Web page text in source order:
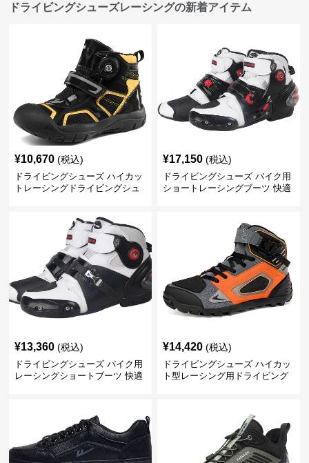
ドライビングシューズレーシングの新着アイテム
¥10,670 (税込)
ドライビングシューズ ハイカッ
トレーシングドライビングシュ
¥17,150 (税込)
ドライビングシューズ バイク用
ショートレーシングブーツ 快適
¥13,360 (税込)
ドライビングシューズ バイク用
レーシングショートブーツ 快適
¥14,420 (税込)
ドライビングシューズ ハイカッ
ト型レーシング用ドライビング